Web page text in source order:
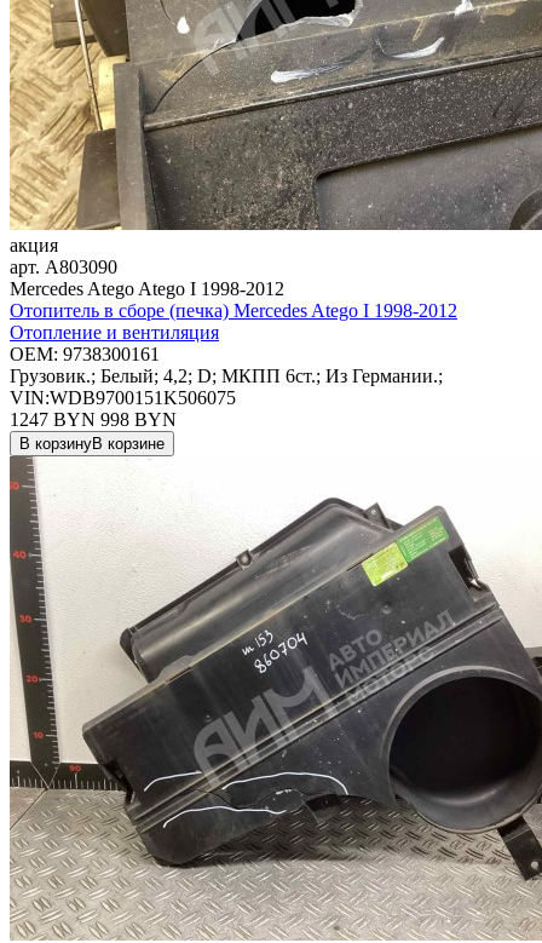
акция
арт. A803090
Mercedes Atego Atego I 1998-2012
Отопитель в сборе (печка) Mercedes Atego I 1998-2012
Отопление и вентиляция
OEM: 9738300161
Грузовик.; Белый; 4,2; D; МКПП 6ст.; Из Германии.;
VIN:WDB9700151K506075
1247 BYN 998 BYN
В корзинуВ корзине